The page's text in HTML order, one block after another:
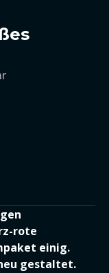
rote
einig.
gestaltet.